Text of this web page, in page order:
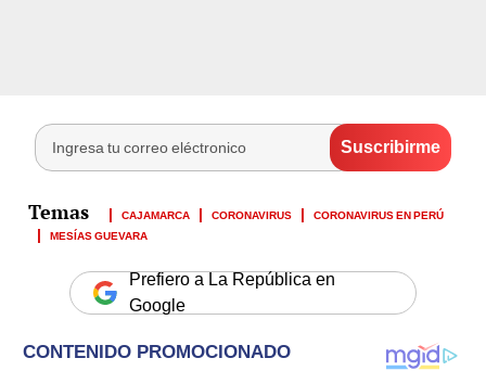
CAJAMARCA CORONAVIRUS
CORONAVIRUS EN PERÚ
MESÍAS GUEVARA
Prefiero a La República en
Google